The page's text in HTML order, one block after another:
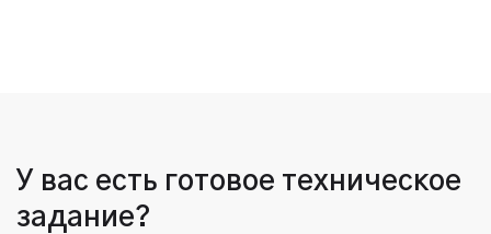
У вас есть готовое техническое
задание?